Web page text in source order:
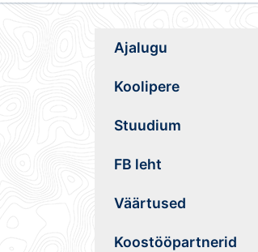
Ajalugu
Koolipere
Stuudium
FB leht
Väärtused
Koostööpartnerid